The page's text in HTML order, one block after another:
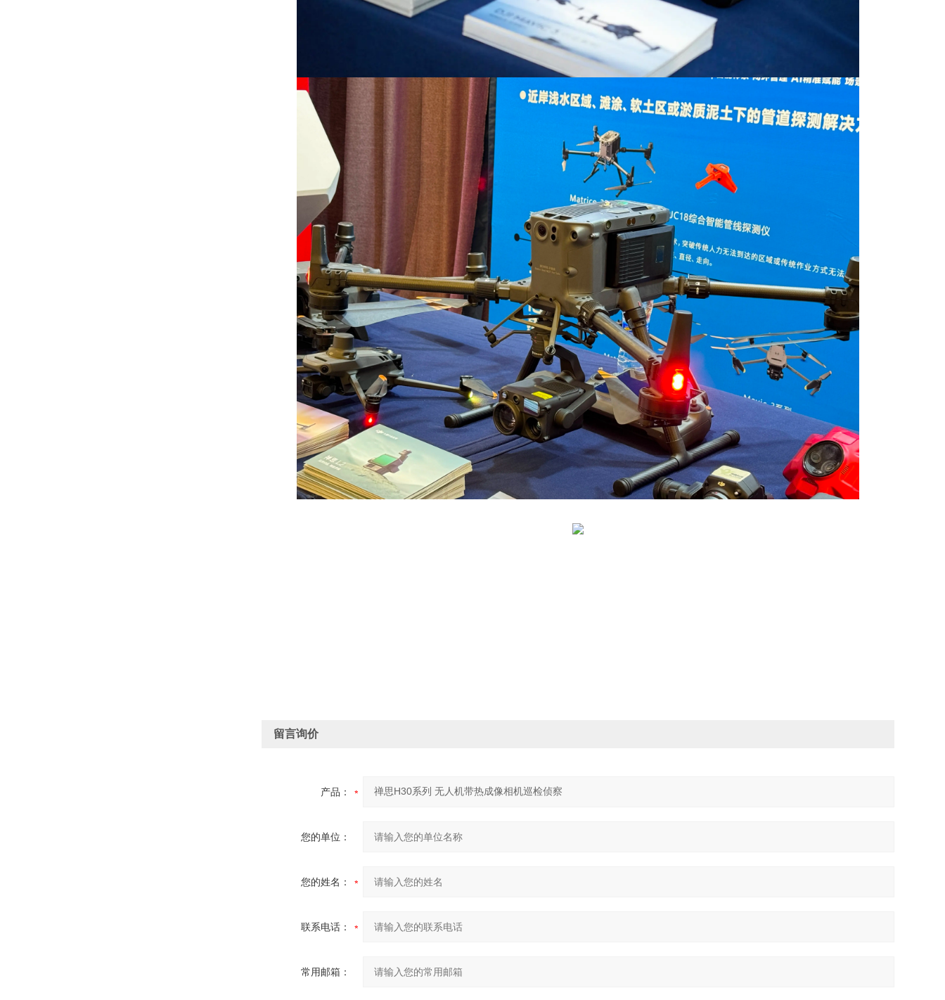
留言询价
产品：
您的单位：
您的姓名：
联系电话：
常用邮箱：